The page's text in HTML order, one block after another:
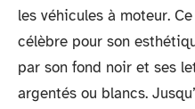
les véhicules à moteur.
célèbre pour son
par son fond noir et ses
argentés ou blancs.